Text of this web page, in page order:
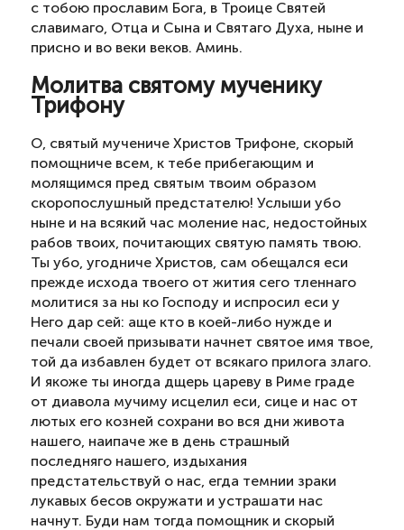
с тобою прославим Бога, в Троице Святей
славимаго, Отца и Сына и Святаго Духа, ныне и
присно и во веки веков. Аминь.
Молитва святому мученику
Трифону
О, святый мучениче Христов Трифоне, скорый
помощниче всем, к тебе прибегающим и
молящимся пред святым твоим образом
скоропослушный предстателю! Услыши убо
ныне и на всякий час моление нас, недостойных
рабов твоих, почитающих святую память твою.
Ты убо, угодниче Христов, сам обещался еси
прежде исхода твоего от жития сего тленнаго
молитися за ны ко Господу и испросил еси у
Него дар сей: аще кто в коей-либо нужде и
печали своей призывати начнет святое имя твое,
той да избавлен будет от всякаго прилога злаго.
И якоже ты иногда дщерь цареву в Риме граде
от диавола мучиму исцелил еси, сице и нас от
лютых его козней сохрани во вся дни живота
нашего, наипаче же в день страшный
последняго нашего, издыхания
предстательствуй о нас, егда темнии зраки
лукавых бесов окружати и устрашати нас
начнут. Буди нам тогда помощник и скорый